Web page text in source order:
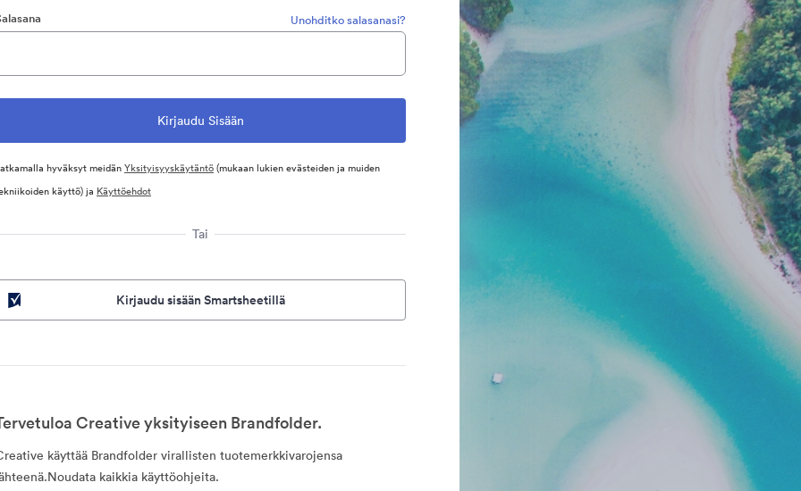
Unohditko salasanasi?
hyväksyt meidänYksityisyyskäytäntö(mukaan lukien evästeiden ja muiden
käyttö) ja Käyttöehdot
Tai
Kirjaudu sisään Smartsheetillä
Creative yksityiseen Brandfolder.
käyttää Brandfolder virallisten tuotemerkkivarojensa
kaikkia käyttöohjeita.